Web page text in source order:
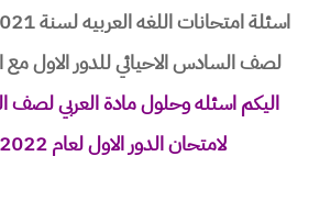
لصف السادس الاحيائي للدور الاول مع
اليكم اسئله وحلول مادة العربي
لامتحان الدور الاول لعام 2022-2021